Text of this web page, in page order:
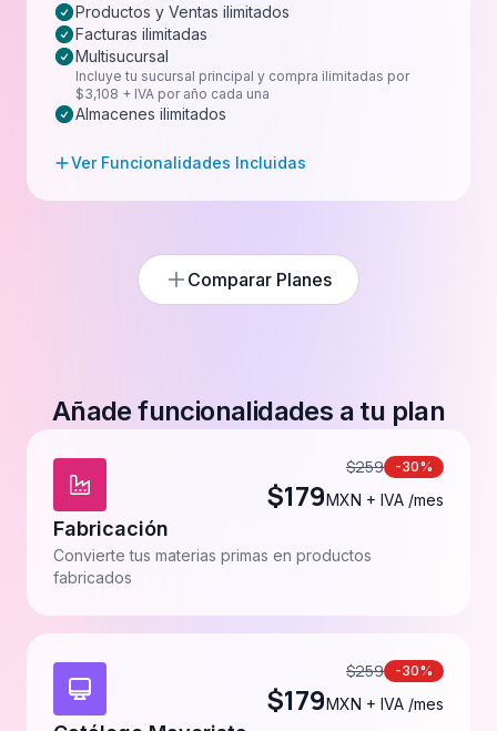
Productos y Ventas ilimitados
Facturas ilimitadas
Multisucursal
Incluye tu sucursal principal y compra ilimitadas por
$3,108 + IVA por año cada una
Almacenes ilimitados
Ver Funcionalidades Incluidas
Comparar Planes
Añade funcionalidades a tu plan
$259 -30%
$179MXN + IVA /mes
Fabricación
Convierte tus materias primas en productos
fabricados
$259 -30%
$179MXN + IVA /mes